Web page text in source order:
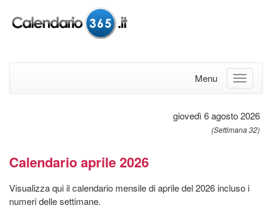
Menu
giovedì 6 agosto 2026
(Settimana 32)
Calendario aprile 2026
Visualizza qui il calendario mensile di aprile del 2026 incluso i
numeri delle settimane.